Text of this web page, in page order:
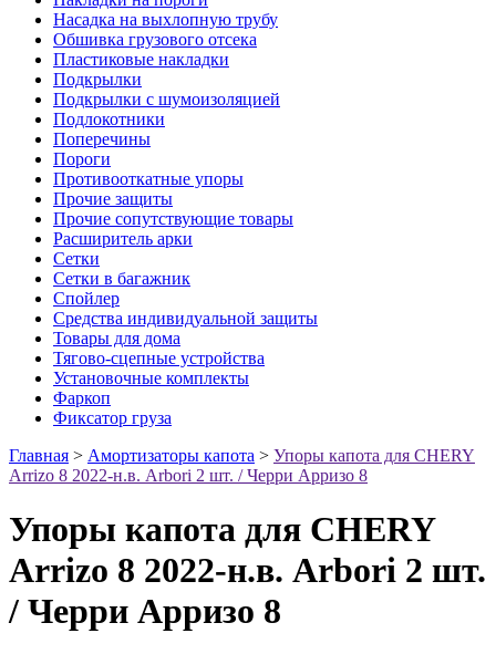
Насадка на выхлопную трубу
Обшивка грузового отсека
Пластиковые накладки
Подкрылки
Подкрылки с шумоизоляцией
Подлокотники
Поперечины
Пороги
Противооткатные упоры
Прочие защиты
Прочие сопутствующие товары
Расширитель арки
Сетки
Сетки в багажник
Спойлер
Средства индивидуальной защиты
Товары для дома
Тягово-сцепные устройства
Установочные комплекты
Фаркоп
Фиксатор груза
Главная > Амортизаторы капота > Упоры капота для CHERY
Arrizo 8 2022-н.в. Arbori 2 шт. / Черри Арризо 8
Упоры капота для CHERY
Arrizo 8 2022-н.в. Arbori 2 шт.
/ Черри Арризо 8